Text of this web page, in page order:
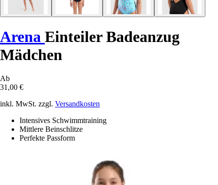
Arena Einteiler Badeanzug
Mädchen
Ab
31,00 €
inkl. MwSt. zzgl. Versandkosten
Intensives Schwimmtraining
Mittlere Beinschlitze
Perfekte Passform